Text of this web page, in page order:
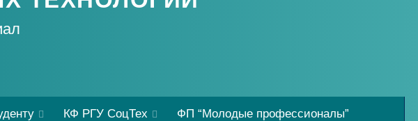
КФ РГУ СоцТех ФП “Молодые профессионалы”